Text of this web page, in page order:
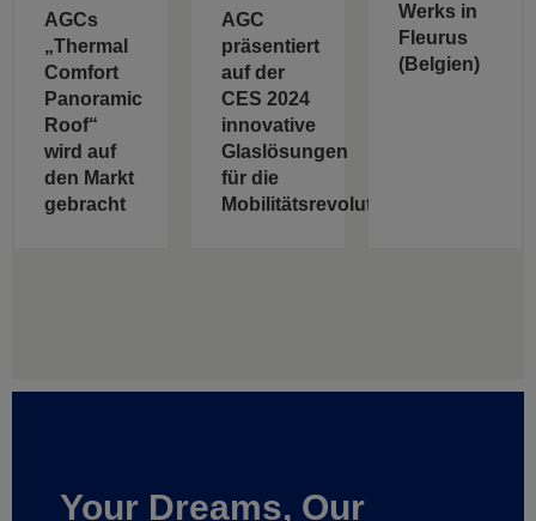
AGCs
„Thermal
Comfort
Panoramic
Roof“
wird auf
den Markt
gebracht
AGC
präsentiert
auf der
CES 2024
innovative
Glaslösungen
für die
Mobilitätsrevolution
Werks in
Fleurus
(Belgien)
Your Dreams, Our